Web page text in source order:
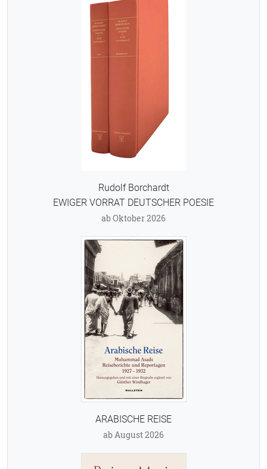
Rudolf Borchardt
EWIGER VORRAT DEUTSCHER POESIE
ab Oktober 2026
ARABISCHE REISE
ab August 2026